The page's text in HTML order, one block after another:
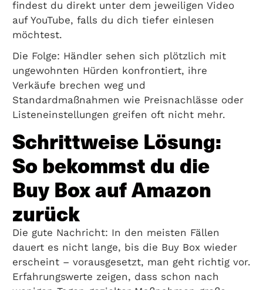
findest du direkt unter dem jeweiligen Video
auf YouTube, falls du dich tiefer einlesen
möchtest.
Die Folge: Händler sehen sich plötzlich mit
ungewohnten Hürden konfrontiert, ihre
Verkäufe brechen weg und
Standardmaßnahmen wie Preisnachlässe oder
Listeneinstellungen greifen oft nicht mehr.
Schrittweise Lösung:
So bekommst du die
Buy Box auf Amazon
zurück
Die gute Nachricht: In den meisten Fällen
dauert es nicht lange, bis die Buy Box wieder
erscheint – vorausgesetzt, man geht richtig vor.
Erfahrungswerte zeigen, dass schon nach